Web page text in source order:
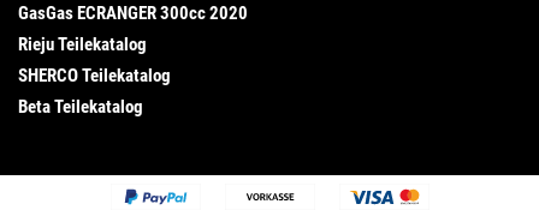
GasGas ECRANGER 300cc 2020
Rieju Teilekatalog
SHERCO Teilekatalog
Beta Teilekatalog